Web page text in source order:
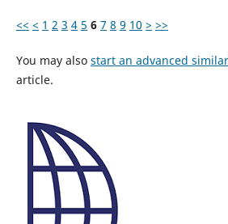
<< < 1 2 3 4 5 6 7 8 9 10 > >>
You may also start an advanced
article.